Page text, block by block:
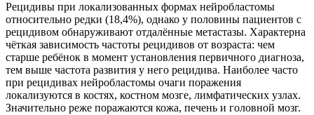
Рецидивы при локализованных формах нейробластомы
относительно редки (18,4%), однако у половины пациентов с
рецидивом обнаруживают отдалённые метастазы. Характерна
чёткая зависимость частоты рецидивов от возраста: чем
старше ребёнок в момент установления первичного диагноза,
тем выше частота развития у него рецидива. Наиболее часто
при рецидивах нейробластомы очаги поражения
локализуются в костях, костном мозге, лимфатических узлах.
Значительно реже поражаются кожа, печень и головной мозг.